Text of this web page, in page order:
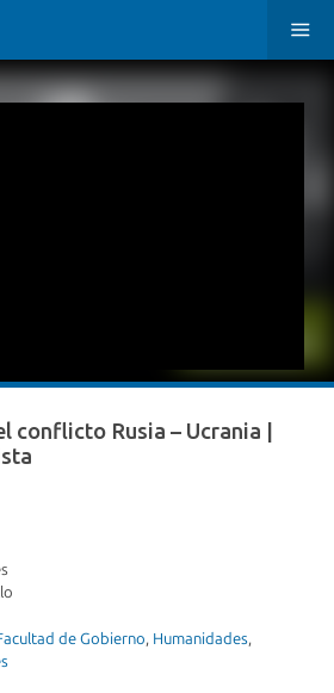
conflicto Rusia – Ucrania |
de Gobierno, Humanidades,